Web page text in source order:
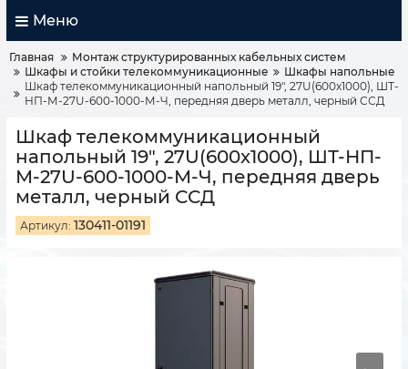
Меню
Главная
Монтаж структурированных кабельных систем
Шкафы и стойки телекоммуникационные
Шкафы напольные
Шкаф телекоммуникационный напольный 19", 27U(600x1000), ШТ-
НП-М-27U-600-1000-М-Ч, передняя дверь металл, черный ССД
Шкаф телекоммуникационный
напольный 19", 27U(600x1000), ШТ-НП-
М-27U-600-1000-М-Ч, передняя дверь
металл, черный ССД
Артикул: 130411-01191